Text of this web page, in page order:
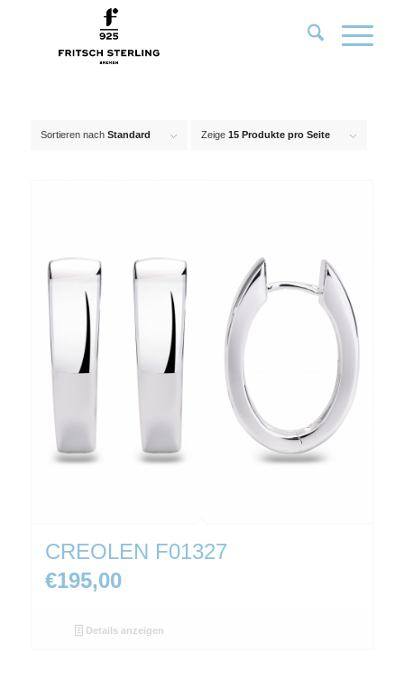
Sortieren nach Standard Zeige 15 Produkte pro Seite
CREOLEN F01327
€195,00
Details anzeigen